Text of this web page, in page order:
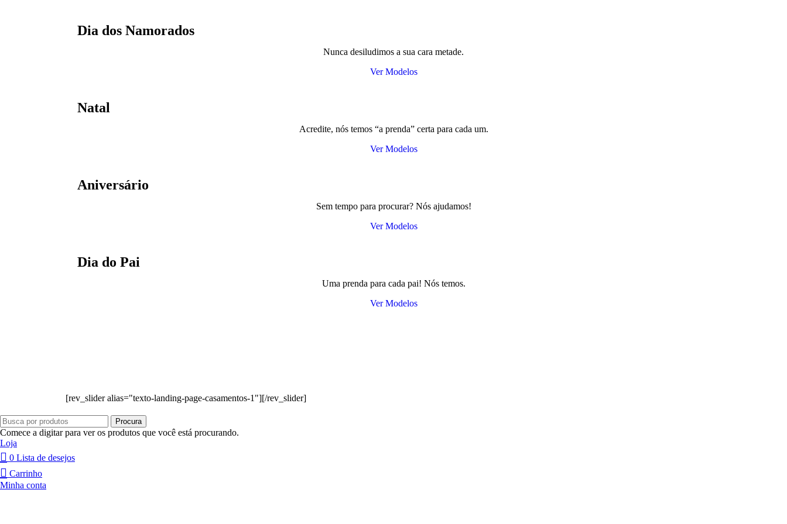
Dia dos Namorados
Nunca desiludimos a sua cara metade.
Ver Modelos
Natal
Acredite, nós temos “a prenda” certa para cada um.
Ver Modelos
Aniversário
Sem tempo para procurar? Nós ajudamos!
Ver Modelos
Dia do Pai
Uma prenda para cada pai! Nós temos.
Ver Modelos
[rev_slider alias="texto-landing-page-casamentos-1"][/rev_slider]
Procura
Comece a digitar para ver os produtos que você está procurando.
Loja
0 Lista de desejos
Carrinho
Minha conta